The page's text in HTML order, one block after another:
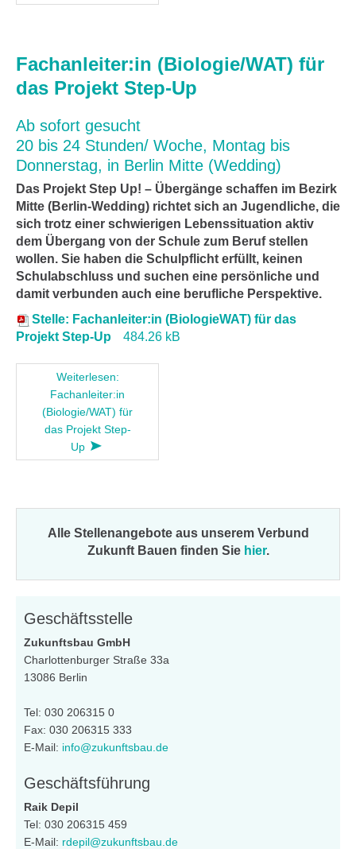
Fachanleiter:in (Biologie/WAT) für
das Projekt Step-Up
Ab sofort gesucht
20 bis 24 Stunden/ Woche, Montag bis
Donnerstag, in Berlin Mitte (Wedding)
Das Projekt Step Up! – Übergänge schaffen im Bezirk
Mitte (Berlin-Wedding) richtet sich an Jugendliche, die
sich trotz einer schwierigen Lebenssituation aktiv
dem Übergang von der Schule zum Beruf stellen
wollen. Sie haben die Schulpflicht erfüllt, keinen
Schulabschluss und suchen eine persönliche und
damit verbunden auch eine berufliche Perspektive.
Stelle: Fachanleiter:in (BiologieWAT) für das
Projekt Step-Up
484.26 kB
Weiterlesen:
Fachanleiter:in
(Biologie/WAT) für
das Projekt Step-
Up
Alle Stellenangebote aus unserem Verbund
Zukunft Bauen finden Sie hier.
Geschäftsstelle
Zukunftsbau GmbH
Charlottenburger Straße 33a
13086 Berlin
Tel: 030 206315 0
Fax: 030 206315 333
E-Mail: info@zukunftsbau.de
Geschäftsführung
Raik Depil
Tel: 030 206315 459
E-Mail: rdepil@zukunftsbau.de